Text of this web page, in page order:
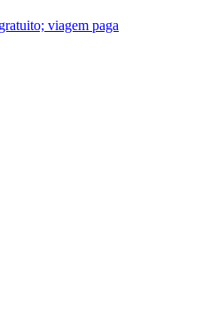
viagem paga